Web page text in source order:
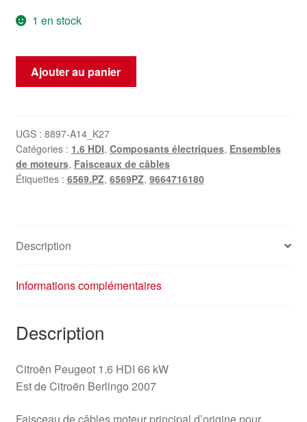
1 en stock
quantité
1.6
HDI
9664716180
6569PZ
Ajouter au panier
UGS : 8897-A14_K27
Catégories : 1.6 HDI, Composants électriques, Ensembles
de moteurs, Faisceaux de câbles
Étiquettes : 6569.PZ, 6569PZ, 9664716180
Description
Informations complémentaires
Description
Citroën Peugeot 1.6 HDI 66 kW
Est de Citroën Berlingo 2007
Faisceau de câbles moteur principal d’origine pour